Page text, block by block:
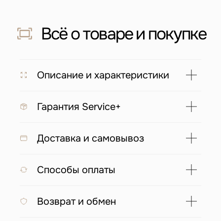
Описание и характеристики
Гарантия Service+
Доставка и самовывоз
Способы оплаты
Возврат и обмен
Напишите отзыв о нас в соц. сетях
и получите скидку 500 руб на заказ